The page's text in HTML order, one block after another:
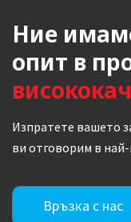
Ние
опит в
Изпратете вашето
ви отговорим в
Връзка с нас